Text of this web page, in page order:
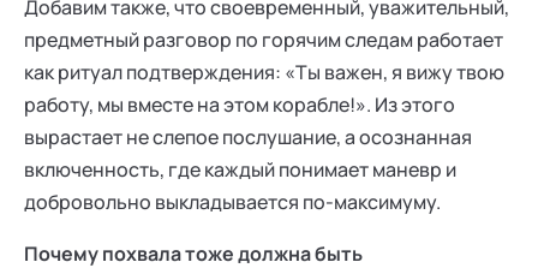
Добавим также, что своевременный, уважительный,
предметный разговор по горячим следам работает
как ритуал подтверждения: «Ты важен, я вижу твою
работу, мы вместе на этом корабле!». Из этого
вырастает не слепое послушание, а осознанная
включенность, где каждый понимает маневр и
добровольно выкладывается по-максимуму.
Почему похвала тоже должна быть